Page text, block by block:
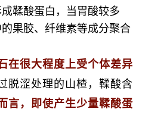
鞣酸蛋白，当胃酸较多
果胶、纤维素等成分聚合
在很大程度上受个体差异
脱涩处理的山楂，鞣酸含
言，即使产生少量鞣酸蛋